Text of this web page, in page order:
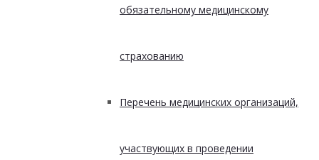
обязательному медицинскому
страхованию
Перечень медицинских организаций,
участвующих в проведении